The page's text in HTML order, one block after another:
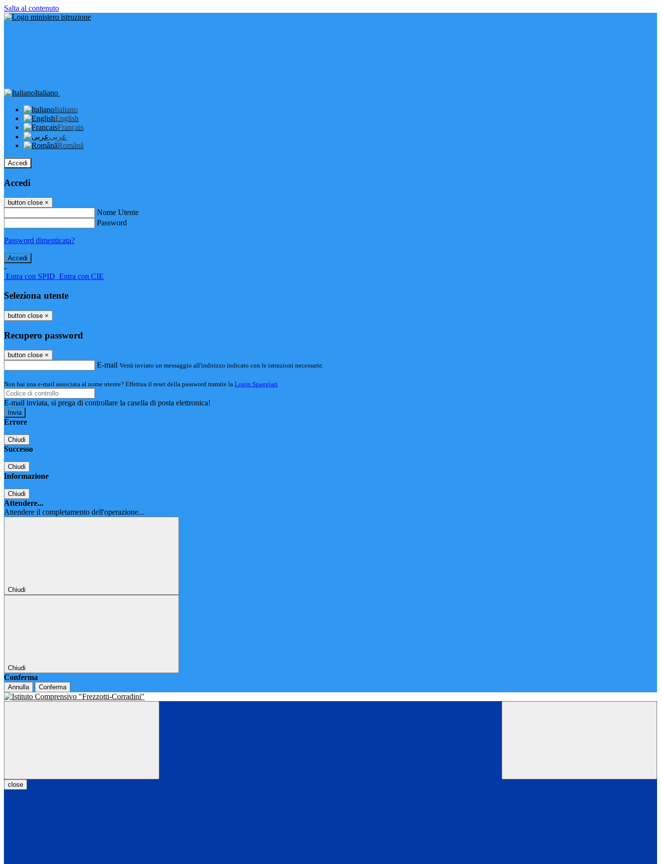
Salta al contenuto
Italiano
Italiano
English
Français
عربى
Română
Accedi
Accedi
button close ×
Nome Utente
Password
Password dimenticata?
-
Entra con SPID Entra con CIE
Seleziona utente
button close ×
Recupero password
button close ×
E-mail Verrà inviato un messaggio all'indirizzo indicato con le istruzioni necessarie.
Non hai una e-mail associata al nome utente? Effettua il reset della password tramite la Login Spaggiari
E-mail inviata, si prega di controllare la casella di posta elettronica!
Errore
Chiudi
Successo
Chiudi
Informazione
Chiudi
Attendere...
Attendere il completamento dell'operazione...
Chiudi
Chiudi
Conferma
Annulla Conferma
close